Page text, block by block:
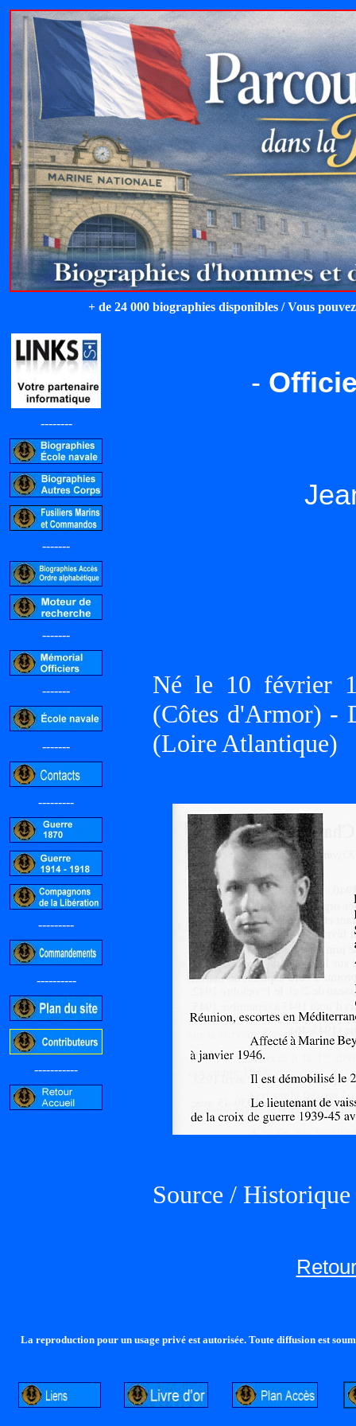
+ de 24 000 biographies disponibles / Vous
--------
-------
-------
-------
-------
---------
---------
----------
-----------
-
Né le 10 février
(Côtes d'Armor) -
(Loire Atlantique)
Source /
La reproduction pour un usage privé est autorisée. Toute diffusion est